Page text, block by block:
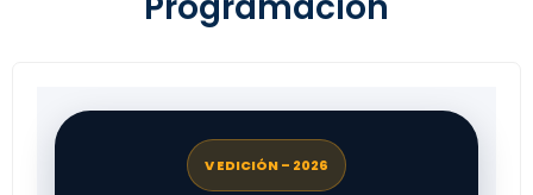
V EDICIÓN – 2026